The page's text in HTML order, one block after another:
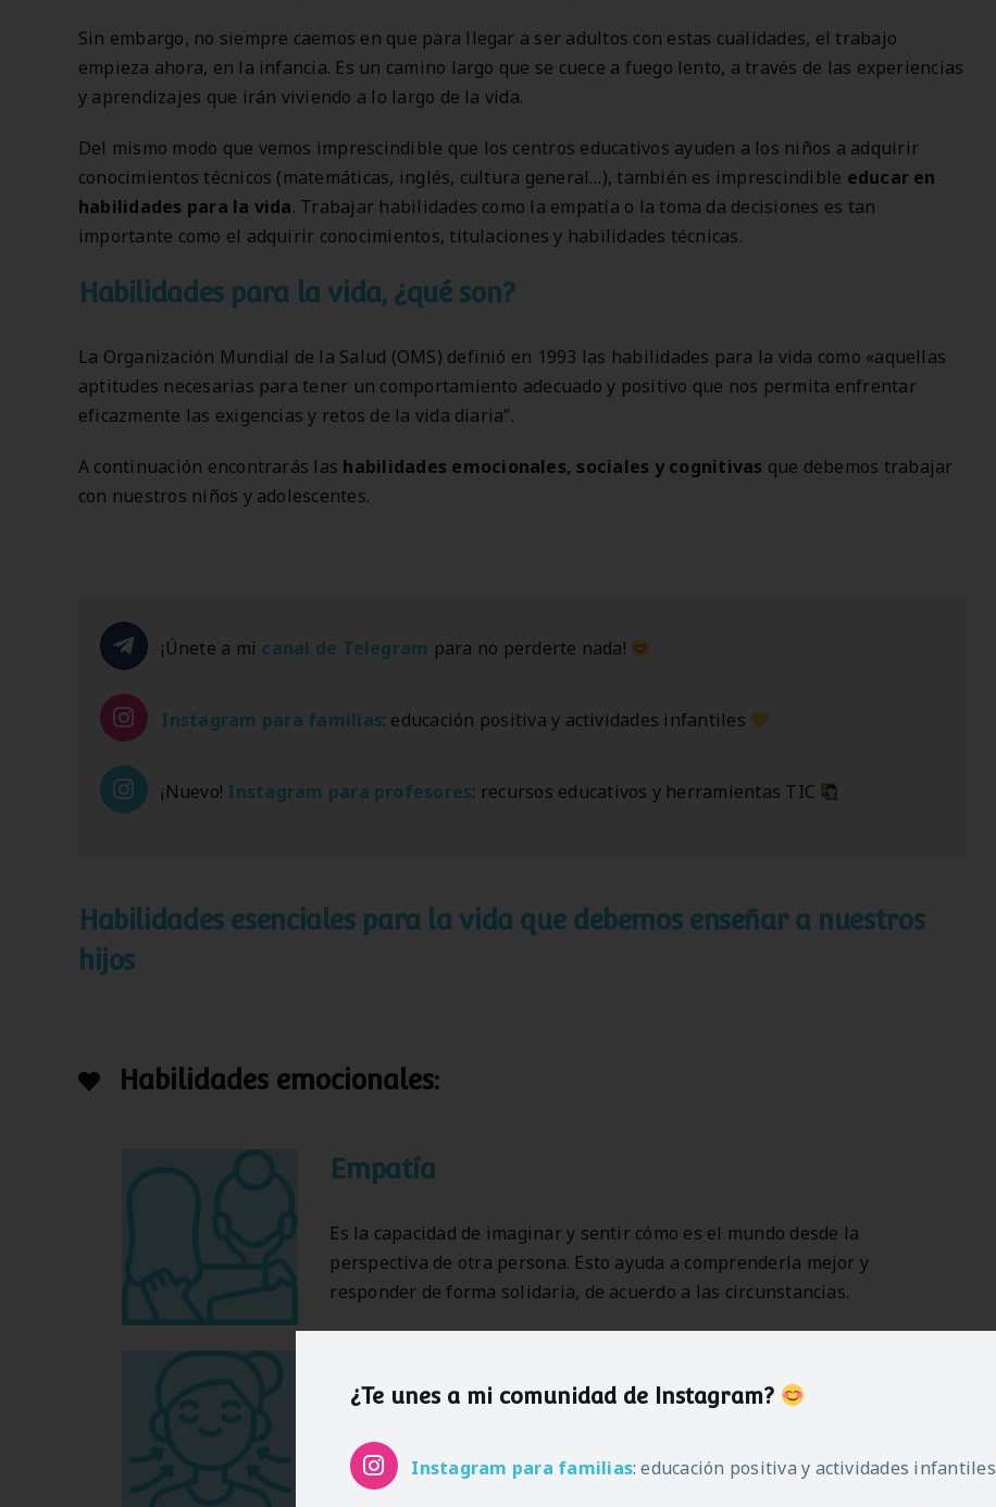
Sin embargo, no siempre caemos en que para llegar a ser adultos con estas cualidades, el trabajo
empieza ahora, en la infancia. Es un camino largo que se cuece a fuego lento, a través de las experiencias
y aprendizajes que irán viviendo a lo largo de la vida.
Del mismo modo que vemos imprescindible que los centros educativos ayuden a los niños a adquirir
conocimientos técnicos (matemáticas, inglés, cultura general…), también es imprescindible educar en
habilidades para la vida. Trabajar habilidades como la empatía o la toma da decisiones es tan
importante como el adquirir conocimientos, titulaciones y habilidades técnicas.
Habilidades para la vida, ¿qué son?
La Organización Mundial de la Salud (OMS) definió en 1993 las habilidades para la vida como «aquellas
aptitudes necesarias para tener un comportamiento adecuado y positivo que nos permita enfrentar
eficazmente las exigencias y retos de la vida diaria”.
A continuación encontrarás las habilidades emocionales, sociales y cognitivas que debemos trabajar
con nuestros niños y adolescentes.
¡Únete a mi canal de Telegram para no perderte nada!
Instagram para familias: educación positiva y actividades infantiles
¡Nuevo! Instagram para profesores: recursos educativos y herramientas TIC
Habilidades esenciales para la vida que debemos enseñar a nuestros
hijos
Habilidades emocionales:
Empatía
Es la capacidad de imaginar y sentir cómo es el mundo desde la
perspectiva de otra persona. Esto ayuda a comprenderla mejor y
responder de forma solidaria, de acuerdo a las circunstancias.
demás. Ser conscientes de cómo nos influyen en nuestro
comportamiento y responder a ellas de forma apropiada.
¿Te unes a mi comunidad de Instagram?
Instagram para familias: educación positiva y actividades infantiles